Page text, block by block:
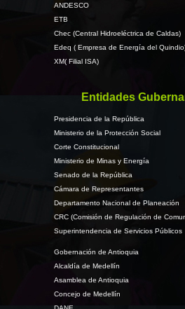
ANDESCO
ETB
Chec (Central Hidroeléctrica de Caldas)
Edeq ( Empresa de Energía del
XM( Filial ISA)
Entidades
Presidencia de la República
Ministerio de la Protección Social
Corte Constitucional
Ministerio de Minas y Energía
Senado de la República
Cámara de Representantes
Departamento Nacional de Planeación
CRC (Comisión de Regulación de
Superintendencia de Servicios Públicos
Gobernación de Antioquia
Alcaldía de Medellín
Asamblea de Antioquia
Concejo de Medellín